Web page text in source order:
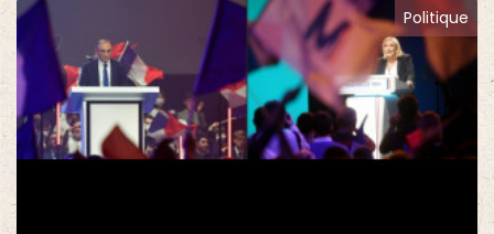
publiée mardi par le Conseil constitutionnel.
Politique